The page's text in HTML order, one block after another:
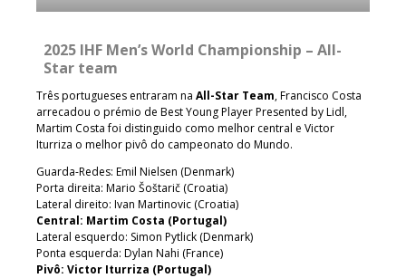
2025 IHF Men’s World Championship – All-
Star team
Três portugueses entraram na All-Star Team, Francisco Costa
arrecadou o prémio de Best Young Player Presented by Lidl,
Martim Costa foi distinguido como melhor central e Victor
Iturriza o melhor pivô do campeonato do Mundo.
Guarda-Redes: Emil Nielsen (Denmark)
Porta direita: Mario Šoštarič (Croatia)
Lateral direito: Ivan Martinovic (Croatia)
Central: Martim Costa (Portugal)
Lateral esquerdo: Simon Pytlick (Denmark)
Ponta esquerda: Dylan Nahi (France)
Pivô: Victor Iturriza (Portugal)